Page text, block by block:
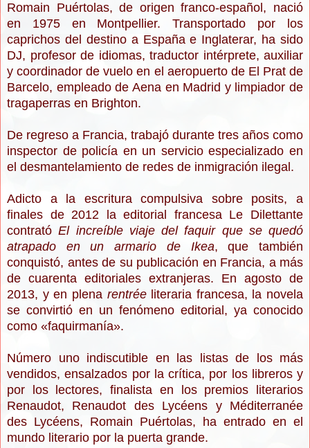
Romain Puértolas, de origen franco-español, nació
en 1975 en Montpellier. Transportado por los
caprichos del destino a España e Inglaterar, ha sido
DJ, profesor de idiomas, traductor intérprete, auxiliar
y coordinador de vuelo en el aeropuerto de El Prat de
Barcelo, empleado de Aena en Madrid y limpiador de
tragaperras en Brighton.
De regreso a Francia, trabajó durante tres años como
inspector de policía en un servicio especializado en
el desmantelamiento de redes de inmigración ilegal.
Adicto a la escritura compulsiva sobre posits, a
finales de 2012 la editorial francesa Le Dilettante
contratóEl increíble viaje del faquir que se quedó
atrapado en un armario de Ikea, que también
conquistó, antes de su publicación en Francia, a más
de cuarenta editoriales extranjeras. En agosto de
2013, y en plena rentréeliteraria francesa, la novela
se convirtió en un fenómeno editorial, ya conocido
como «faquirmanía».
Número uno indiscutible en las listas de los más
vendidos, ensalzados por la crítica, por los libreros y
por los lectores, finalista en los premios literarios
Renaudot, Renaudot des Lycéens y Méditerranée
des Lycéens, Romain Puértolas, ha entrado en el
mundo literario por la puerta grande.